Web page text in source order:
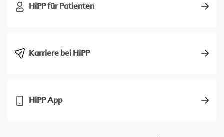
HiPP für Patienten
Karriere bei HiPP
HiPP App